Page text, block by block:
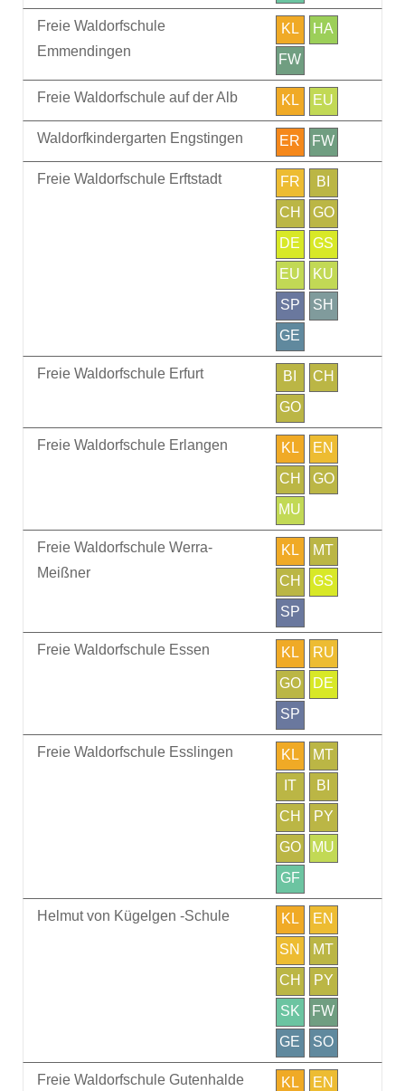
Freie Waldorfschule
Emmendingen
KL
HA
FW
Freie Waldorfschule auf der Alb KL EU
Waldorfkindergarten Engstingen ER FW
Freie Waldorfschule Erftstadt FR
BI
CH
GO
DE
GS
EU
KU
SP
SH
GE
Freie Waldorfschule Erfurt BI
CH
GO
Freie Waldorfschule Erlangen KL
EN
CH
GO
MU
Freie Waldorfschule Werra-
Meißner
KL
MT
CH
GS
SP
Freie Waldorfschule Essen KL
RU
GO
DE
SP
Freie Waldorfschule Esslingen KL
MT
IT
BI
CH
PY
GO
MU
GF
Helmut von Kügelgen -Schule KL
EN
SN
MT
CH
PY
SK
FW
GE
SO
Freie Waldorfschule Gutenhalde KL
EN